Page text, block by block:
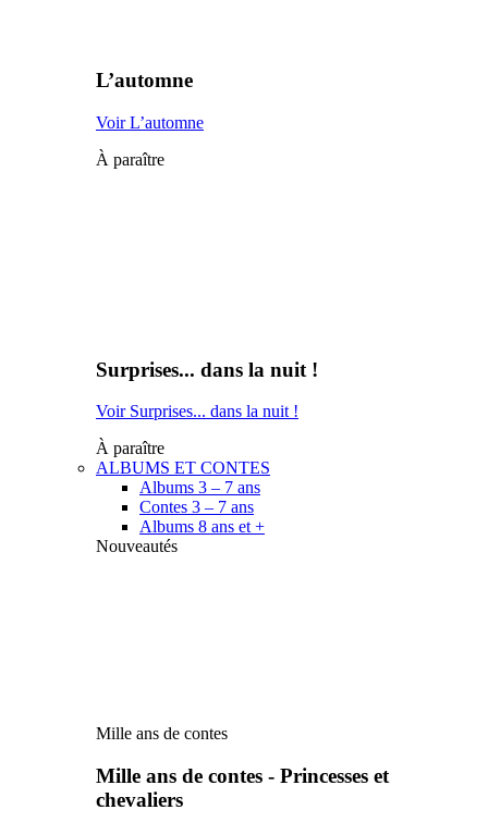
L’automne
Voir L’automne
À paraître
Surprises... dans la nuit !
Voir Surprises... dans la nuit !
À paraître
ALBUMS ET CONTES
Albums 3 – 7 ans
Contes 3 – 7 ans
Albums 8 ans et +
Nouveautés
Mille ans de contes
Mille ans de contes - Princesses et
chevaliers